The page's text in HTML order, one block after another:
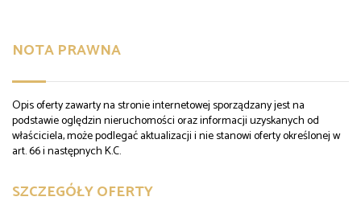
NOTA PRAWNA
Opis oferty zawarty na stronie internetowej sporządzany jest na
podstawie oględzin nieruchomości oraz informacji uzyskanych od
właściciela, może podlegać aktualizacji i nie stanowi oferty określonej w
art. 66 i następnych K.C.
SZCZEGÓŁY OFERTY